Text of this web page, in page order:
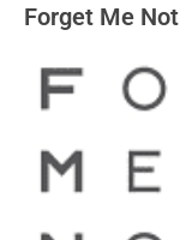
Forget Me Not